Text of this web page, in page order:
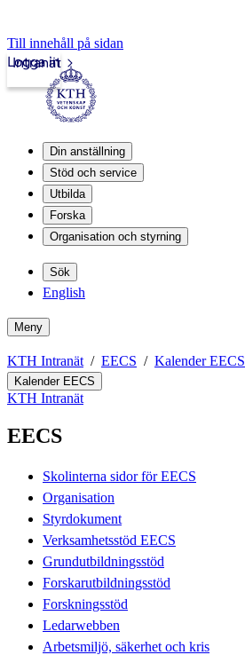
Till innehåll på sidan
Intranät
Logga in
Din anställning
Stöd och service
Utbilda
Forska
Organisation och styrning
Sök
English
Meny
KTH Intranät EECS Kalender EECS
Kalender EECS
KTH Intranät
EECS
Skolinterna sidor för EECS
Organisation
Styrdokument
Verksamhetsstöd EECS
Grundutbildningsstöd
Forskarutbildningsstöd
Forskningsstöd
Ledarwebben
Arbetsmiljö, säkerhet och kris